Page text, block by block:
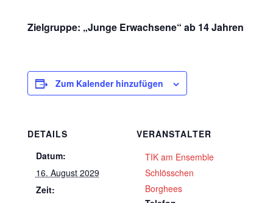
Zielgruppe: „Junge Erwachsene“ ab 14 Jahren
Zum Kalender hinzufügen
DETAILS
Datum:
16. August 2029
Zeit:
VERANSTALTER
TIK am Ensemble
Schlösschen
Borghees